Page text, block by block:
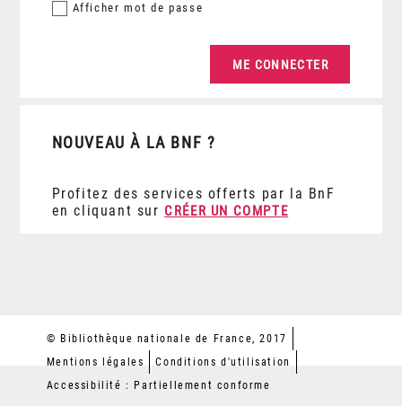
Afficher mot de passe
NOUVEAU À LA BNF ?
Profitez des services offerts par la BnF
en cliquant sur CRÉER UN COMPTE
© Bibliothèque nationale de France, 2017
Mentions légales
Conditions d'utilisation
Accessibilité : Partiellement conforme